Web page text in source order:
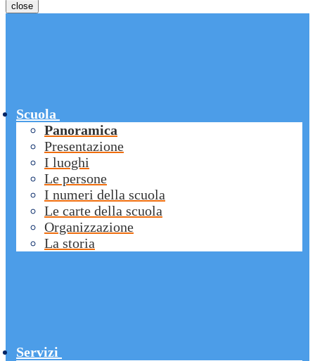
close
Scuola
Panoramica
Presentazione
I luoghi
Le persone
I numeri della scuola
Le carte della scuola
Organizzazione
La storia
Servizi